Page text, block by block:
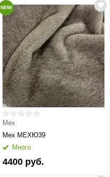
NEW
Мех
Мех МЕХЮ39
Много
4400 руб.